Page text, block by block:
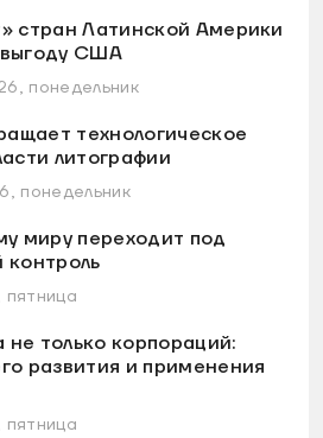
стран Латинской Америки
США
понедельник
технологическое
литографии
понедельник
миру переходит под
контроль
пятница
не только корпораций:
развития и применения
пятница